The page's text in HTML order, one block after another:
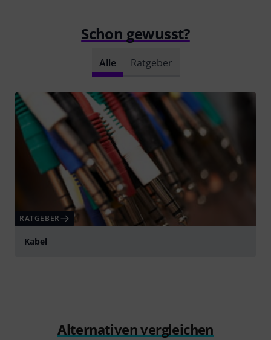
Schon gewusst?
Alle Ratgeber
RATGEBER
Kabel
Alternativen vergleichen